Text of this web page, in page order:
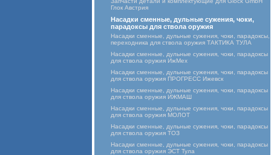
Глок Австрия
Насадки сменные, дульные сужения, чоки,
парадоксы для ствола оружия
Насадки сменные, дульные сужения, чоки, парадоксы,
переходника для ствола оружия ТАКТИКА ТУЛА
Насадки сменные, дульные сужения, чоки, парадоксы
для ствола оружия ИжМех
Насадки сменные, дульные сужения, чоки, парадоксы
для ствола оружия ПРОГРЕСС Ижевск
Насадки сменные, дульные сужения, чоки, парадоксы
для ствола оружия ИЖМАШ
Насадки сменные, дульные сужения, чоки, парадоксы
для ствола оружия МОЛОТ
Насадки сменные, дульные сужения, чоки, парадоксы
для ствола оружия ТОЗ
Насадки сменные, дульные сужения, чоки, парадоксы
для ствола оружия ЭСТ Тула